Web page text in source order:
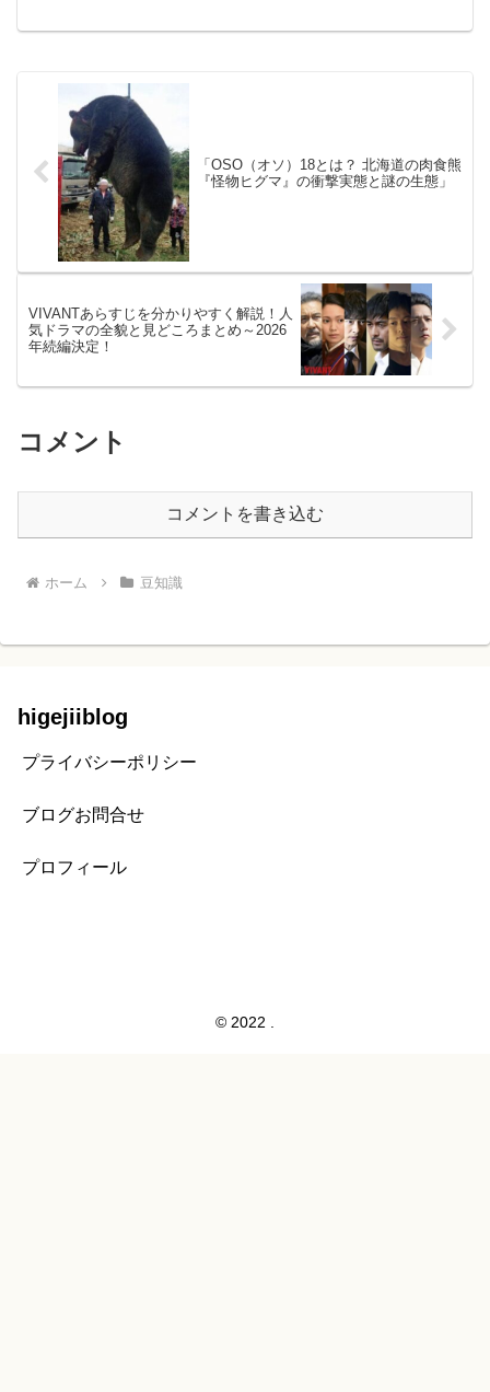
「OSO（オソ）18とは？ 北海道の肉食熊
『怪物ヒグマ』の衝撃実態と謎の生態」
VIVANTあらすじを分かりやすく解説！人
気ドラマの全貌と見どころまとめ～2026
年続編決定！
コメント
コメントを書き込む
ホーム 豆知識
higejiiblog
プライバシーポリシー
ブログお問合せ
プロフィール
© 2022 .